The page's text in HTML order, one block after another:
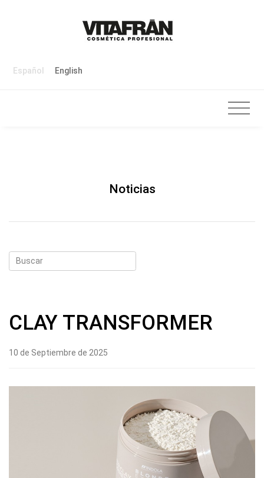
Español English
Noticias
CLAY TRANSFORMER
10 de Septiembre de 2025